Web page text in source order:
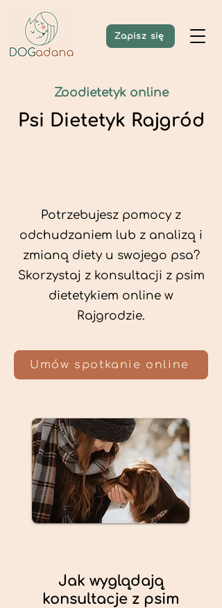
Zapisz się
Zoodietetyk online
Psi Dietetyk Rajgród
Potrzebujesz pomocy z
odchudzaniem lub z analizą i
zmianą diety u swojego psa?
Skorzystaj z konsultacji z psim
dietetykiem online w
Rajgrodzie.
Umów spotkanie online
Jak wyglądają
konsultacje z psim